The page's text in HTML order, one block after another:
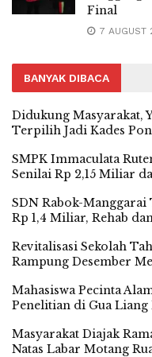
Final
7 AUGUST
BANYAK DIBACA
Didukung Masyarakat,
Terpilih Jadi Kades
SMPK Immaculata
Senilai Rp 2,15 Miliar
SDN Rabok-
Rp 1,4 Miliar, Rehab
Revitalisasi Sekolah
Rampung Desember
Mahasiswa Pecinta
Penelitian di Gua
Masyarakat Diajak
Natas Labar Motang